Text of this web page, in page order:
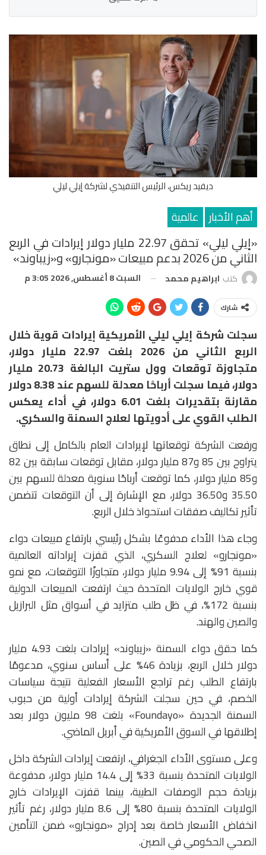
ديفيد ريكس، الرئيس التنفيذي لشركة إيلي ليلي
أهم الأخبار عالمية
«إيلي ليلي» تحقق 22.97 مليار دولار إيرادات في الربع
الثاني من 2026 بدعم مبيعات «مونجارو» و«زيباوند»
كتب ابراهيم محمد السبت 8 أغسطس, 2026 3:05 م
شارك
سجلت شركة إيلي ليلي الأمريكية إيرادات قوية خلال
الربع الثاني من 2026 بلغت 22.97 مليار دولار،
متجاوزة توقعات وول ستريت البالغة 20.73 مليار
دولار، فيما سجلت أرباحًا معدلة للسهم عند 8.38 دولار
مقارنة بتقديرات بلغت 6.01 دولار، في أداء يعكس
الطلب القوي على أدويتها لعلاج السمنة والسكري.
ورفعت الشركة توقعاتها لإيرادات العام بالكامل إلى نطاق
يتراوح بين 85 و87 مليار دولار، مقابل توقعات سابقة بين 82
و85 مليار دولار، كما توقعت أرباحًا سنوية معدلة للسهم بين
35.50 و36.50 دولار، مع الإشارة إلى أن التوقعات تتضمن
تأثير تكاليف صفقات استحواذ خلال الربع.
وجاء هذا الأداء مدفوعًا بشكل رئيسي بارتفاع مبيعات دواء
«مونجارو» لعلاج السكري، الذي قفزت إيراداته العالمية
بنسبة 91% إلى 9.94 مليار دولار، متجاوزًا التوقعات، مع نمو
قوي خارج الولايات المتحدة حيث ارتفعت المبيعات الدولية
بنسبة 172%، في ظل طلب متزايد في أسواق مثل البرازيل
والصين والهند.
كما حقق دواء السمنة «زيباوند» إيرادات بلغت 4.93 مليار
دولار خلال الربع، بزيادة 46% على أساس سنوي، مدعومًا
بارتفاع الطلب رغم تراجع الأسعار الفعلية نتيجة سياسات
الخصم، في حين سجلت الشركة إيرادات أولية من حبوب
السمنة الجديدة «Foundayo» بلغت 98 مليون دولار بعد
إطلاقها في السوق الأمريكية في أبريل الماضي.
وعلى مستوى الأداء الجغرافي، ارتفعت إيرادات الشركة داخل
الولايات المتحدة بنسبة 33% إلى 14.4 مليار دولار، مدفوعة
بزيادة حجم الوصفات الطبية، بينما قفزت الإيرادات خارج
الولايات المتحدة بنسبة 80% إلى 8.6 مليار دولار، رغم تأثير
انخفاض الأسعار خاصة بعد إدراج «مونجارو» ضمن التأمين
الصحي الحكومي في الصين.